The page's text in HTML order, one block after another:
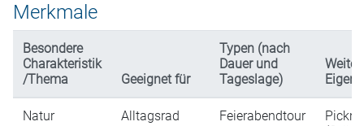
Merkmale
Besondere
Charakteristik
/Thema
Geeignet für
Typen (nach
Dauer und
Tageslage)
Natur
Alltagsrad
Feierabendtour